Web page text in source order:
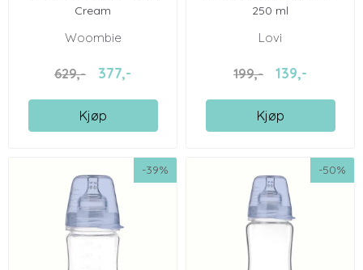
Cream
Woombie
629,- 377,-
Kjøp
250 ml
Lovi
199,- 139,-
Kjøp
-39% -50%